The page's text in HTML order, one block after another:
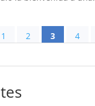
1 2 3 4